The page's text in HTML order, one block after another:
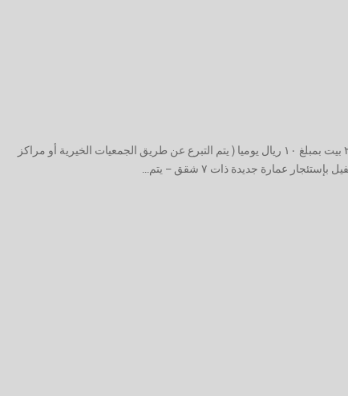
– نفترض أن هناك حي مقتدر ماليا به ١٠٠ بيت – في حالة تبرع ٢٥ بيت بمبلغ ١٠ ريال يوميا ( يتم التبرع عن طريق الجمعيات الخيرية أو مراكز